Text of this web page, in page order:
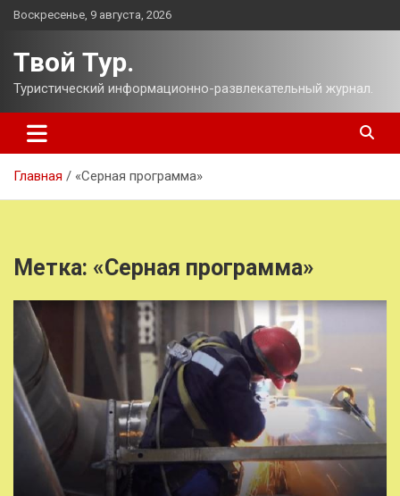
Перейти
Воскресенье, 9 августа, 2026
Твой Тур.
Туристический информационно-развлекательный журнал.
Главная «Серная программа»
Метка: «Серная программа»